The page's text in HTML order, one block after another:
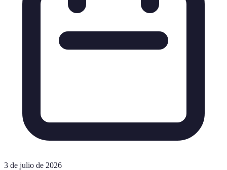
3 de julio de 2026